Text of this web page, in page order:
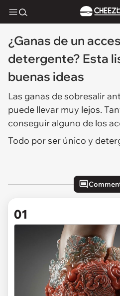
¿Ganas de un
detergente? Esta
buenas ideas
Las ganas de sobresalir
puede llevar muy lejos.
conseguir alguno de los
Todo por ser único y
01